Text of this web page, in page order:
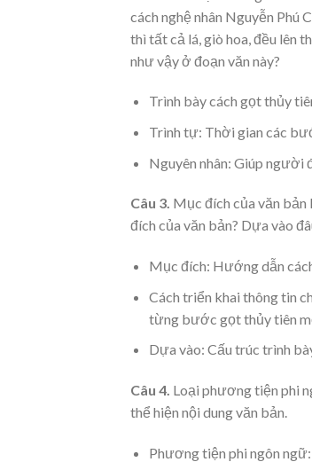
cách nghệ nhân Nguyễn Phú
thì tất cả lá, giò hoa, đều lên
như vậy ở đoạn văn này?
Trình bày cách gọt thủy
Trình tự: Thời gian các
Nguyên nhân: Giúp người
Câu 3. Mục đích của văn bản
đích của văn bản? Dựa vào
Mục đích: Hướng dẫn
Cách triển khai thông tin
từng bước gọt thủy tiên
Dựa vào: Cấu trúc trình
Câu 4. Loại phương tiện phi
thể hiện nội dung văn bản.
Phương tiện phi ngôn